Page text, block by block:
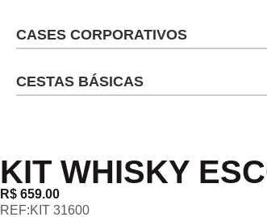
CASES CORPORATIVOS
CESTAS BÁSICAS
KIT WHISKY
R$ 659.00
REF:KIT 31600